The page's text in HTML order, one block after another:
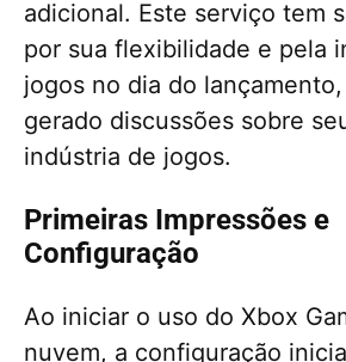
adicional. Este serviço tem
por sua flexibilidade e pela
jogos no dia do
gerado discussões sobre
indústria de jogos.
Primeiras Impressões e
Configuração
Ao iniciar o uso do Xbox
nuvem, a configuração